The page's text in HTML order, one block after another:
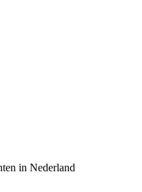
in Nederland